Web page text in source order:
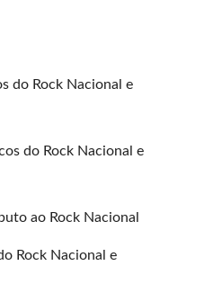
do Rock Nacional e
do Rock Nacional e
ao Rock Nacional
Rock Nacional e